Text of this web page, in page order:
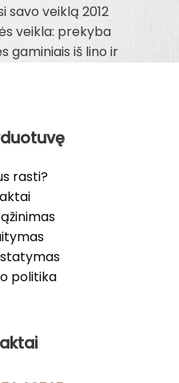
savo veiklą 2012
veikla: prekyba
gaminiais iš lino ir
rasti?
politika